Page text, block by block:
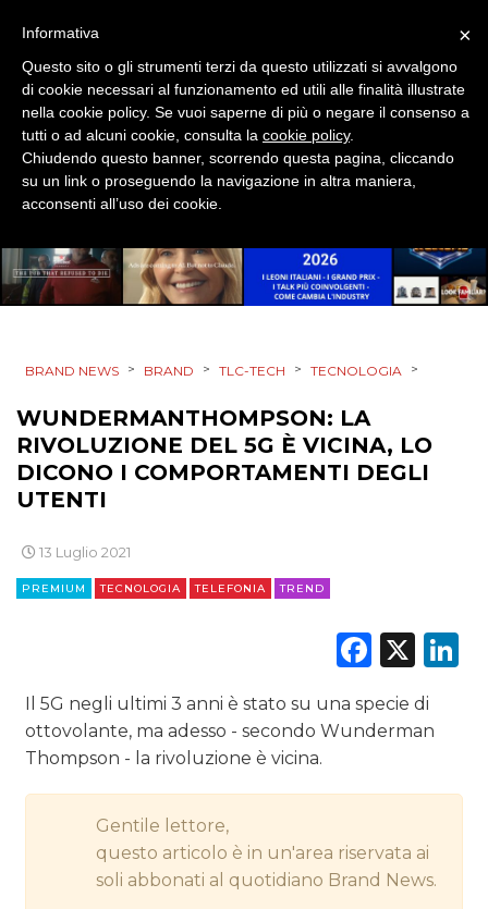
MOBILE
PROMOZIONI
PRODOTTI
PUNTI VENDITA
STRATEGIE
RADIO / AUDIO
BRAND NEWS > BRAND > TLC-TECH > TECNOLOGIA >
WUNDERMANTHOMPSON: LA
RIVOLUZIONE DEL 5G È VICINA, LO
DICONO I COMPORTAMENTI DEGLI
UTENTI
13 Luglio 2021
PREMIUM TECNOLOGIA TELEFONIA TREND
X
Il 5G negli ultimi 3 anni è stato su una specie di
ottovolante, ma adesso - secondo Wunderman
Thompson - la rivoluzione è vicina.
Gentile lettore,
questo articolo è in un'area riservata ai
soli abbonati al quotidiano Brand News.
×
Informativa
Questo sito o gli strumenti terzi da questo utilizzati si avvalgono
di cookie necessari al funzionamento ed utili alle finalità illustrate
nella cookie policy. Se vuoi saperne di più o negare il consenso a
tutti o ad alcuni cookie, consulta la cookie policy.
Chiudendo questo banner, scorrendo questa pagina, cliccando
su un link o proseguendo la navigazione in altra maniera,
acconsenti all’uso dei cookie.